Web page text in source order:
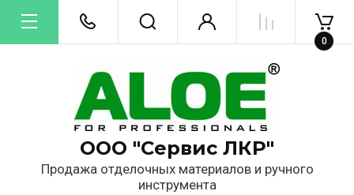
ООО "Сервис ЛКР"
Продажа отделочных материалов и ручного
инструмента
0